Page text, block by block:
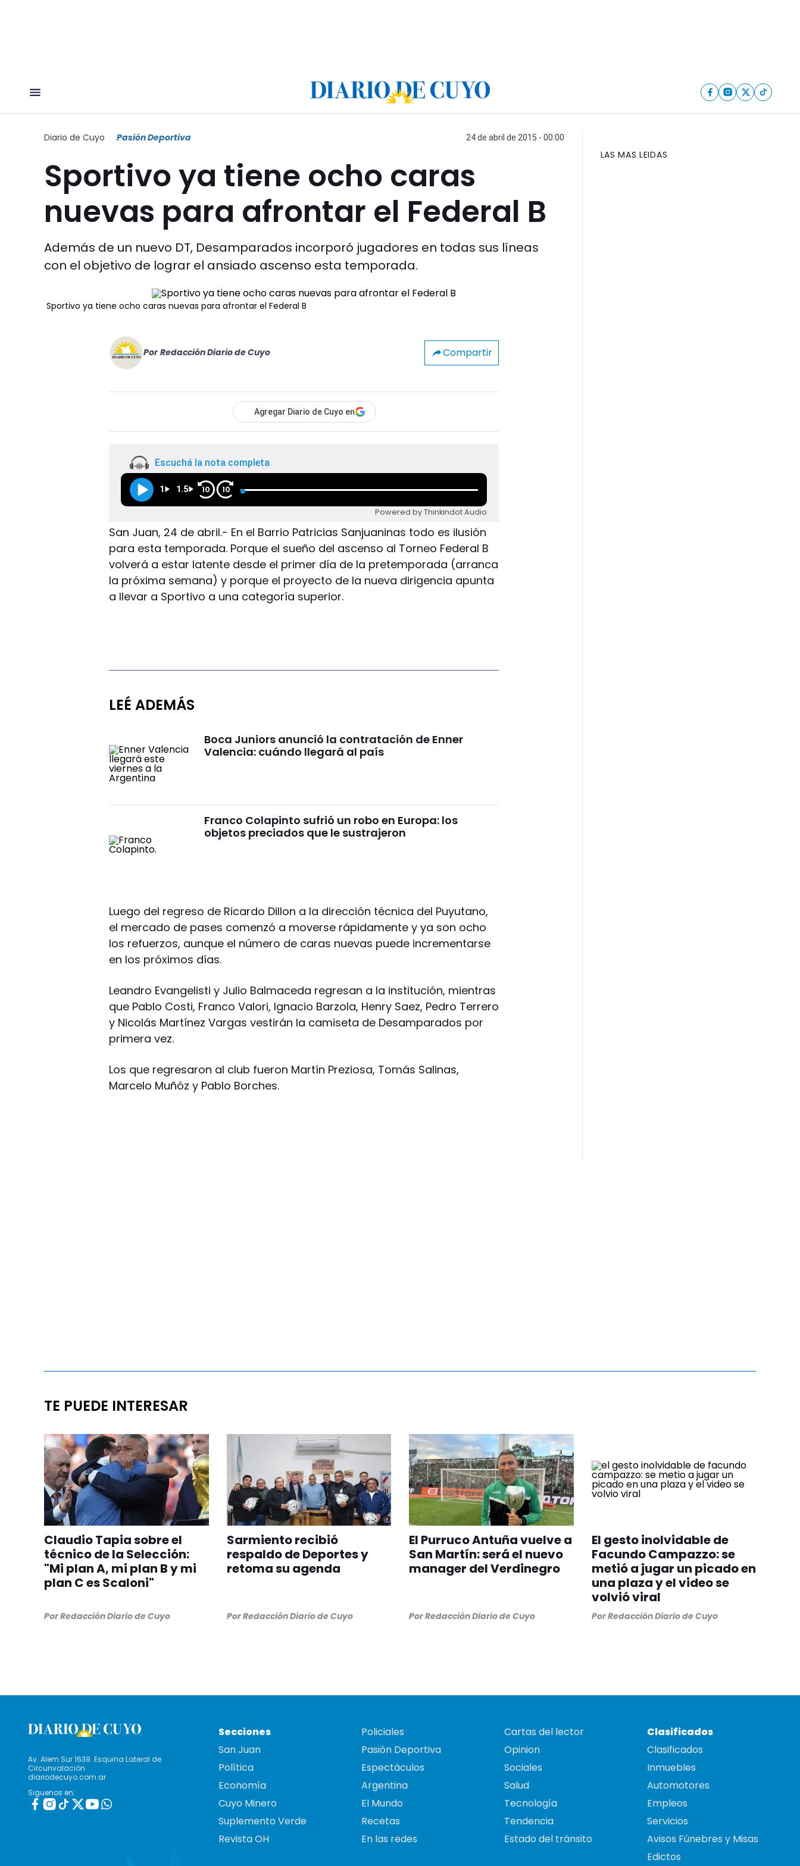
Diario de Cuyo Pasión Deportiva 24 de abril de 2015 - 00:00
Sportivo ya tiene ocho caras
nuevas para afrontar el Federal B
Además de un nuevo DT, Desamparados incorporó jugadores en todas sus líneas
con el objetivo de lograr el ansiado ascenso esta temporada.
Sportivo ya tiene ocho caras nuevas para afrontar el Federal B
Por Redacción Diario de Cuyo Compartir
Agregar Diario de Cuyo en
Escuchá la nota completa
1 1.5 10 10
Powered by Thinkindot Audio
San Juan, 24 de abril.- En el Barrio Patricias Sanjuaninas todo es ilusión
para esta temporada. Porque el sueño del ascenso al Torneo Federal B
volverá a estar latente desde el primer día de la pretemporada (arranca
la próxima semana) y porque el proyecto de la nueva dirigencia apunta
a llevar a Sportivo a una categoría superior.
LEÉ ADEMÁS
Boca Juniors anunció la contratación de Enner
Valencia: cuándo llegará al país
Franco Colapinto sufrió un robo en Europa: los
objetos preciados que le sustrajeron
Luego del regreso de Ricardo Dillon a la dirección técnica del Puyutano,
el mercado de pases comenzó a moverse rápidamente y ya son ocho
los refuerzos, aunque el número de caras nuevas puede incrementarse
en los próximos días.
Leandro Evangelisti y Julio Balmaceda regresan a la institución, mientras
que Pablo Costi, Franco Valori, Ignacio Barzola, Henry Saez, Pedro Terrero
y Nicolás Martínez Vargas vestirán la camiseta de Desamparados por
primera vez.
Los que regresaron al club fueron Martín Preziosa, Tomás Salinas,
Marcelo Muñóz y Pablo Borches.
LAS MAS LEIDAS
TE PUEDE INTERESAR
Claudio Tapia sobre el
técnico de la Selección:
"Mi plan A, mi plan B y mi
plan C es Scaloni"
PorRedacción Diario de Cuyo
Sarmiento recibió
respaldo de Deportes y
retoma su agenda
PorRedacción Diario de Cuyo
El Purruco Antuña vuelve a
San Martín: será el nuevo
manager del Verdinegro
PorRedacción Diario de Cuyo
El gesto inolvidable de
Facundo Campazzo: se
metió a jugar un picado en
una plaza y el video se
volvió viral
PorRedacción Diario de Cuyo
Av. Alem Sur 1639. Esquina Lateral de
Circunvalación
diariodecuyo.com.ar
Siguenos en:
Secciones
San Juan
Política
Economía
Cuyo Minero
Suplemento Verde
Revista OH
Policiales
Pasión Deportiva
Espectáculos
Argentina
El Mundo
Recetas
En las redes
Cartas del lector
Opinion
Sociales
Salud
Tecnología
Tendencia
Estado del tránsito
Clasificados
Clasificados
Inmuebles
Automotores
Empleos
Servicios
Avisos Fúnebres y Misas
Edictos